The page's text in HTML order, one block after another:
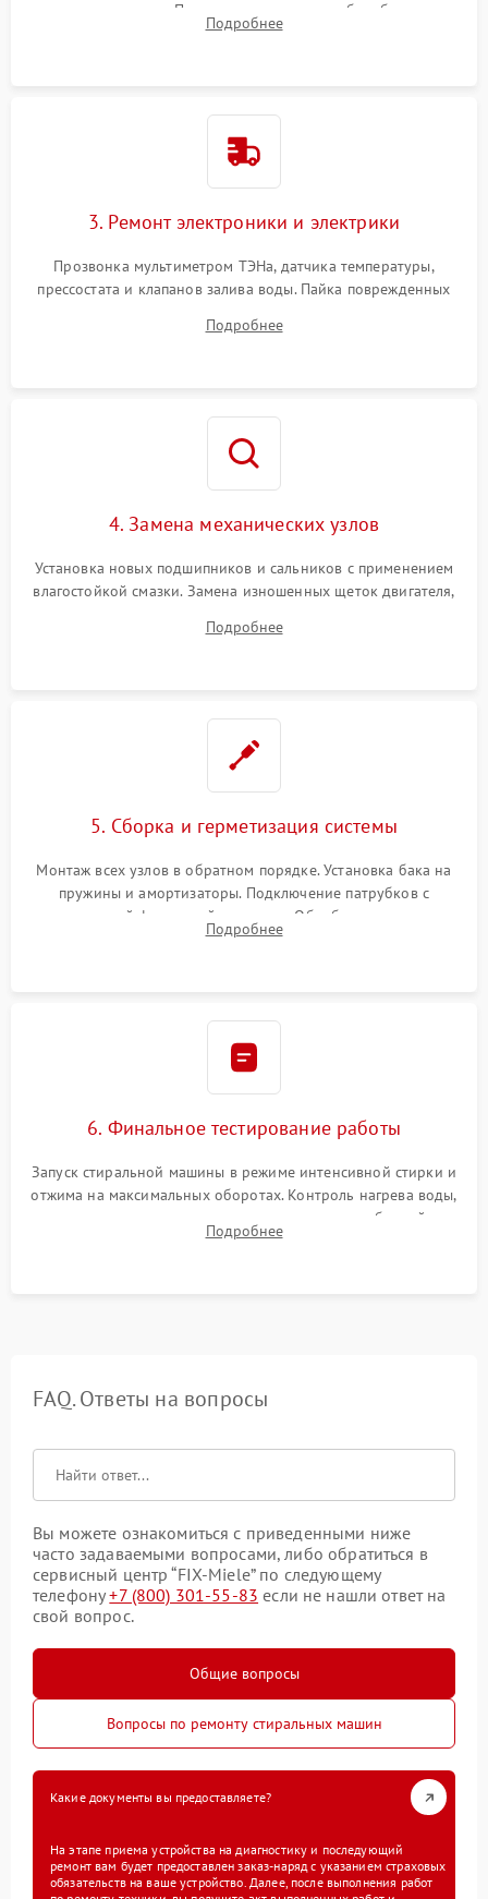
амортизаторов. Проверка подшипников барабана и
крестовины на износ, а манжеты люка на разрывы.
Подробнее
3. Ремонт электроники и электрики
Прозвонка мультиметром ТЭНа, датчика температуры,
прессостата и клапанов залива воды. Пайка поврежденных
Восстановление целостности проводки и контактов.
Подробнее
4. Замена механических узлов
Установка новых подшипников и сальников с применением
влагостойкой смазки. Замена изношенных щеток двигателя,
или поврежденной резиновой манжеты.
Подробнее
5. Сборка и герметизация системы
Монтаж всех узлов в обратном порядке. Установка бака на
пружины и амортизаторы. Подключение патрубков с
надежной фиксацией хомутами. Обработка стыков
герметиком для предотвращения возможных протечек воды.
Подробнее
6. Финальное тестирование работы
Запуск стиральной машины в режиме интенсивной стирки и
отжима на максимальных оборотах. Контроль нагрева воды,
корректности слива, отсутствия излишних вибраций,
посторонних стуков и протечек под корпусом.
Подробнее
FAQ. Ответы на вопросы
Вы можете ознакомиться с приведенными ниже
часто задаваемыми вопросами, либо обратиться в
сервисный центр “FIX-Miele” по следующему
телефону+7 (800) 301-55-83 если не нашли ответ на
свой вопрос.
Общие вопросы
Вопросы по ремонту стиральных машин
Какие документы вы предоставляете?
На этапе приема устройства на диагностику и последующий
ремонт вам будет предоставлен заказ-наряд с указанием страховых
обязательств на ваше устройство. Далее, после выполнения работ